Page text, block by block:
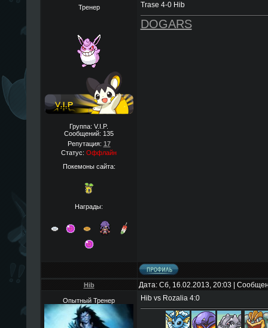
Тренер
Группа: V.I.P.
Сообщений: 135
Репутация: 17
Статус: Оффлайн
Покемоны сайта:
Награды:
Trase 4-0 Hib
DOGARS
Hib Дата: Сб, 16.02.2013, 20:03 |
Опытный Тренер Hib vs Rozalia 4:0